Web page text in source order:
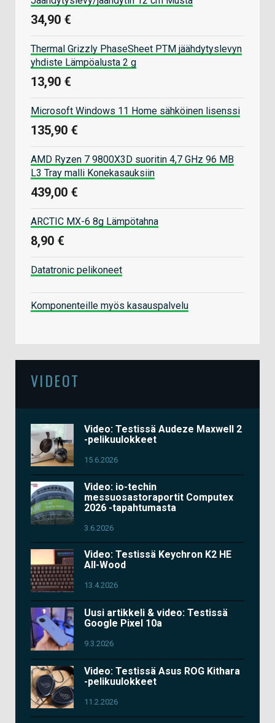
34,90 €
Thermal Grizzly PhaseSheet PTM jäähdytyslevyn
yhdiste Lämpöalusta 2 g
13,90 €
Microsoft Windows 11 Home sähköinen lisenssi
135,90 €
AMD Ryzen 7 9800X3D suoritin 4,7 GHz 96 MB
L3 Tray malli Konekasauksiin
439,00 €
ARCTIC MX-6 8g Lämpötahna
8,90 €
Datatronic pelikoneet
Komponenteille myös kasauspalvelu
VIDEOT
Video: Testissä Audeze Maxwell 2
-pelikuulokkeet
15.6.2026
Video: io-techin
messuosastoraportit Computex
2026 -tapahtumasta
3.6.2026
Video: Testissä Keychron K2 HE
All-Wood
13.4.2026
Uusi artikkeli & video: Testissä
Google Pixel 10a
9.3.2026
Video: Testissä Asus ROG Kithara
-pelikuulokkeet
11.2.2026